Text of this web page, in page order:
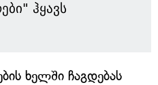
ჰყავს
ხელში ჩაგდებას